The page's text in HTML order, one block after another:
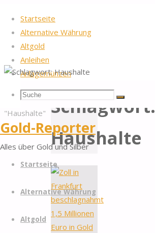
Startseite
Alternative Währung
Altgold
Anleihen
Anlagemünzen
Suche
Suchen
nach:
Suche
Gold-Reporter
Alles über Gold und Silber
Startseite
Alternative Währung
Altgold
verschlagwortet
"Haushalte" Schlagwort:
Haushalte
oben